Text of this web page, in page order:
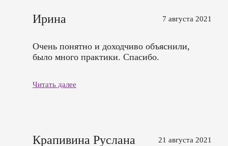
Ирина 7 августа 2021
Очень понятно и доходчиво объяснили,
было много практики. Спасибо.
Читать далее
Крапивина Руслана 21 августа 2021